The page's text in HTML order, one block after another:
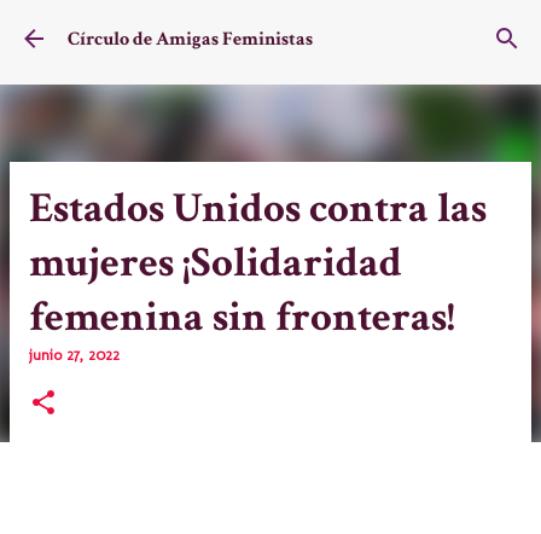
Ir al contenido principal
Círculo de Amigas Feministas
Estados Unidos contra las
mujeres ¡Solidaridad
femenina sin fronteras!
junio 27, 2022